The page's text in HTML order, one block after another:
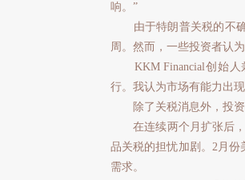
响。”
由于特朗普关税的不确
周。然而，一些投资者认
KKM Financial创始人
行。我认为市场有能力出
除了关税消息外，投资
在连续两个月扩张后，
品关税的担忧加剧。2月份
需求。